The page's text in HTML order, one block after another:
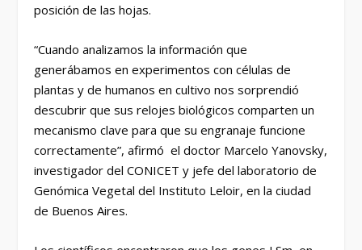
posición de las hojas.
“Cuando analizamos la información que
generábamos en experimentos con células de
plantas y de humanos en cultivo nos sorprendió
descubrir que sus relojes biológicos comparten un
mecanismo clave para que su engranaje funcione
correctamente”, afirmó el doctor Marcelo Yanovsky,
investigador del CONICET y jefe del laboratorio de
Genómica Vegetal del Instituto Leloir, en la ciudad
de Buenos Aires.